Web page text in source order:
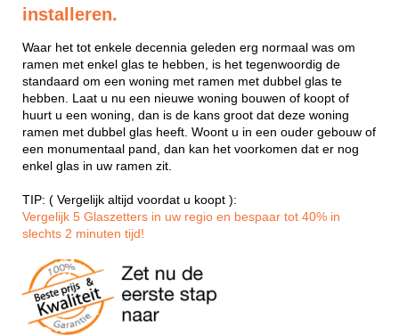
installeren.
Waar het tot enkele decennia geleden erg normaal was om
ramen met enkel glas te hebben, is het tegenwoordig de
standaard om een woning met ramen met dubbel glas te
hebben. Laat u nu een nieuwe woning bouwen of koopt of
huurt u een woning, dan is de kans groot dat deze woning
ramen met dubbel glas heeft. Woont u in een ouder gebouw of
een monumentaal pand, dan kan het voorkomen dat er nog
enkel glas in uw ramen zit.
TIP: ( Vergelijk altijd voordat u koopt ):
Vergelijk 5 Glaszetters in uw regio en bespaar tot 40% in
slechts 2 minuten tijd!